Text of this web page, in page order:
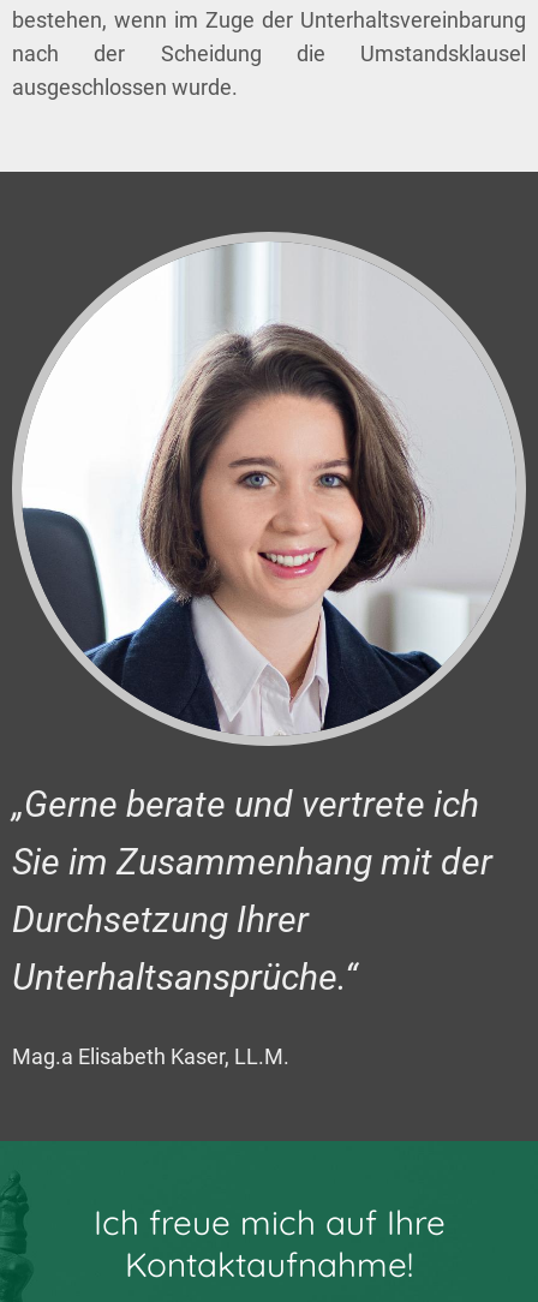
bestehen, wenn im Zuge der Unterhaltsvereinbarung
nach der Scheidung die Umstandsklausel
ausgeschlossen wurde.
„Gerne berate und vertrete ich
Sie im Zusammenhang mit der
Durchsetzung Ihrer
Unterhaltsansprüche.“
Mag.a Elisabeth Kaser, LL.M.
Ich freue mich auf Ihre
Kontaktaufnahme!